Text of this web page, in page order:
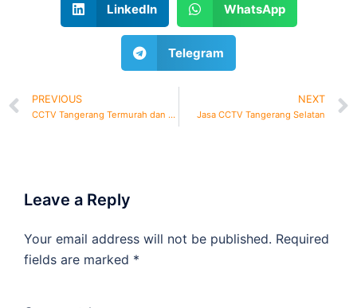
LinkedIn WhatsApp
Telegram
PREVIOUS
CCTV Tangerang Termurah dan Bergaransi
NEXT
Jasa CCTV Tangerang Selatan
Leave a Reply
Your email address will not be published. Required
fields are marked *